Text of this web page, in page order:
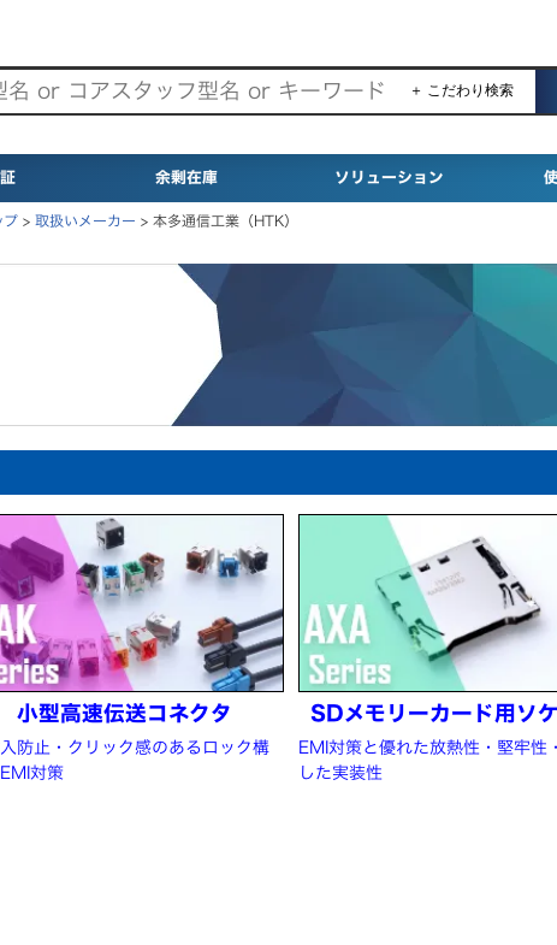
＋ こだわり検索
余剰在庫 ソリューション
プ > 取扱いメーカー > 本多通信工業（HTK）
小型高速伝送コネクタ
防止・クリック感のあるロック構
対策
SDメモリーカード用ソ
EMI対策と優れた放熱性・堅牢性
した実装性